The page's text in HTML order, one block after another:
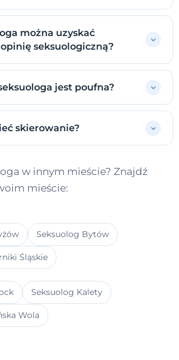
można uzyskać
seksuologiczną?
jest poufna?
skierowanie?
w innym mieście? Znajdź
mieście:
Seksuolog Bytów
Śląskie
Seksuolog Kalety
Wola